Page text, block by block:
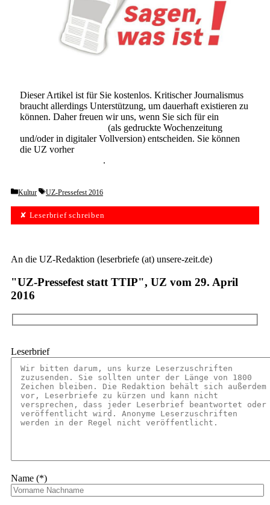
Dieser Artikel ist für Sie kostenlos. Kritischer Journalismus
braucht allerdings Unterstützung, um dauerhaft existieren zu
können. Daher freuen wir uns, wenn Sie sich für ein
(als gedruckte Wochenzeitung
und/oder in digitaler Vollversion) entscheiden. Sie können
die UZ vorher
.
Categories
Kultur Tags
UZ-Pressefest 2016
✘ Leserbrief schreiben
An die UZ-Redaktion (leserbriefe (at) unsere-zeit.de)
"UZ-Pressefest statt TTIP", UZ vom 29. April
2016
Leserbrief
Name (*)